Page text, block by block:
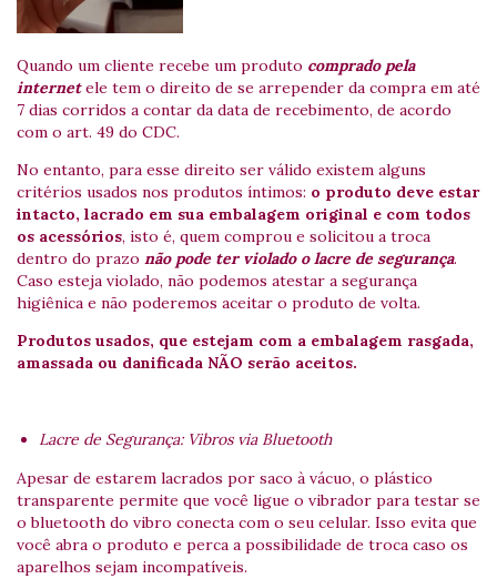
Quando um cliente recebe um produto comprado pela
internetele tem o direito de se arrepender da compra em até
7 dias corridos a contar da data de recebimento, de acordo
com o art. 49 do CDC.
No entanto, para esse direito ser válido existem alguns
critérios usados nos produtos íntimos: o produto deve estar
intacto, lacrado em sua embalagem original e com todos
os acessórios, isto é, quem comprou e solicitou a troca
dentro do prazo não pode ter violado o lacre de segurança.
Caso esteja violado, não podemos atestar a segurança
higiênica e não poderemos aceitar o produto de volta.
Produtos usados, que estejam com a embalagem rasgada,
amassada ou danificada NÃO serão aceitos.
Lacre de Segurança: Vibros via Bluetooth
Apesar de estarem lacrados por saco à vácuo, o plástico
transparente permite que você ligue o vibrador para testar se
o bluetooth do vibro conecta com o seu celular. Isso evita que
você abra o produto e perca a possibilidade de troca caso os
aparelhos sejam incompatíveis.